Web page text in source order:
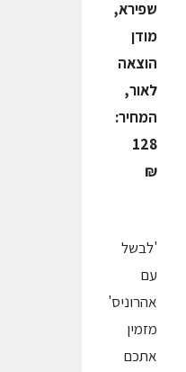
שפירא,
מודן
הוצאה
לאור,
המחיר:
128
₪
'לבשל
עם
אהרוניס'
מזמין
אתכם